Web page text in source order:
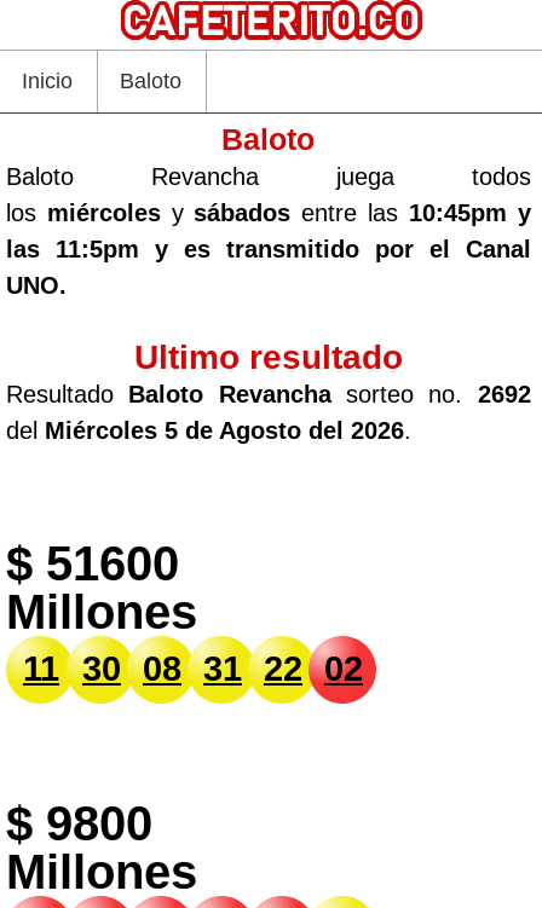
Inicio Baloto
Baloto
Baloto Revancha juega todos
los miércolesysábados entre las 10:45pm y
las 11:5pm y es transmitido por el Canal
UNO.
Ultimo resultado
Resultado Baloto Revanchasorteo no. 2692
del Miércoles 5 de Agosto del 2026.
$ 51600
Millones
11 30 08 31 22 02
$ 9800
Millones